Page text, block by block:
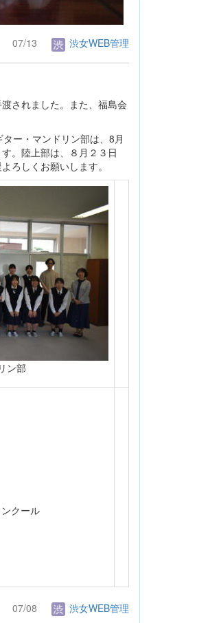
07/13 渋女WEB管理
されました。また、福島会
ー・マンドリン部は、8月
。陸上部は、８月２３日
ろしくお願いします。
ン部
クール
07/08 渋女WEB管理